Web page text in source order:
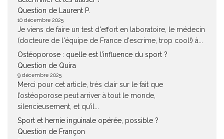
Question de Laurent P.
10 décembre 2025
Je viens de faire un test d'effort en laboratoire, le médecin
(docteure de l'équipe de France d'escrime, trop cool!) à...
Ostéoporose : quelle est l’influence du sport ?
Question de Quira
9 décembre 2025
Merci pour cet article, très clair sur le fait que
l’ostéoporose peut arriver à tout le monde,
silencieusement, et qu’il...
Sport et hernie inguinale opérée, possible ?
Question de Françon